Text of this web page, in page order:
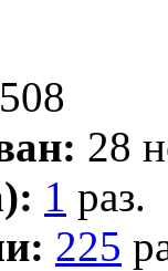
28
1 раз.
225